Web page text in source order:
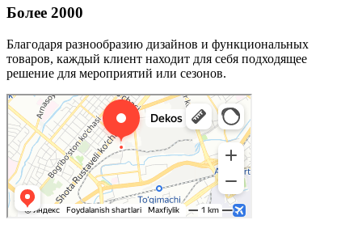
Более 2000
Благодаря разнообразию дизайнов и функциональных
товаров, каждый клиент находит для себя подходящее
решение для мероприятий или сезонов.